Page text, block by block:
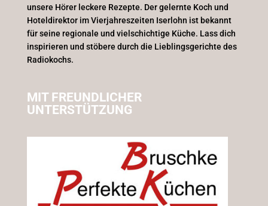
unsere Hörer leckere Rezepte. Der gelernte Koch und
Hoteldirektor im Vierjahreszeiten Iserlohn ist bekannt
für seine regionale und vielschichtige Küche. Lass dich
inspirieren und stöbere durch die Lieblingsgerichte des
Radiokochs.
MIT FREUNDLICHER
UNTERSTÜTZUNG